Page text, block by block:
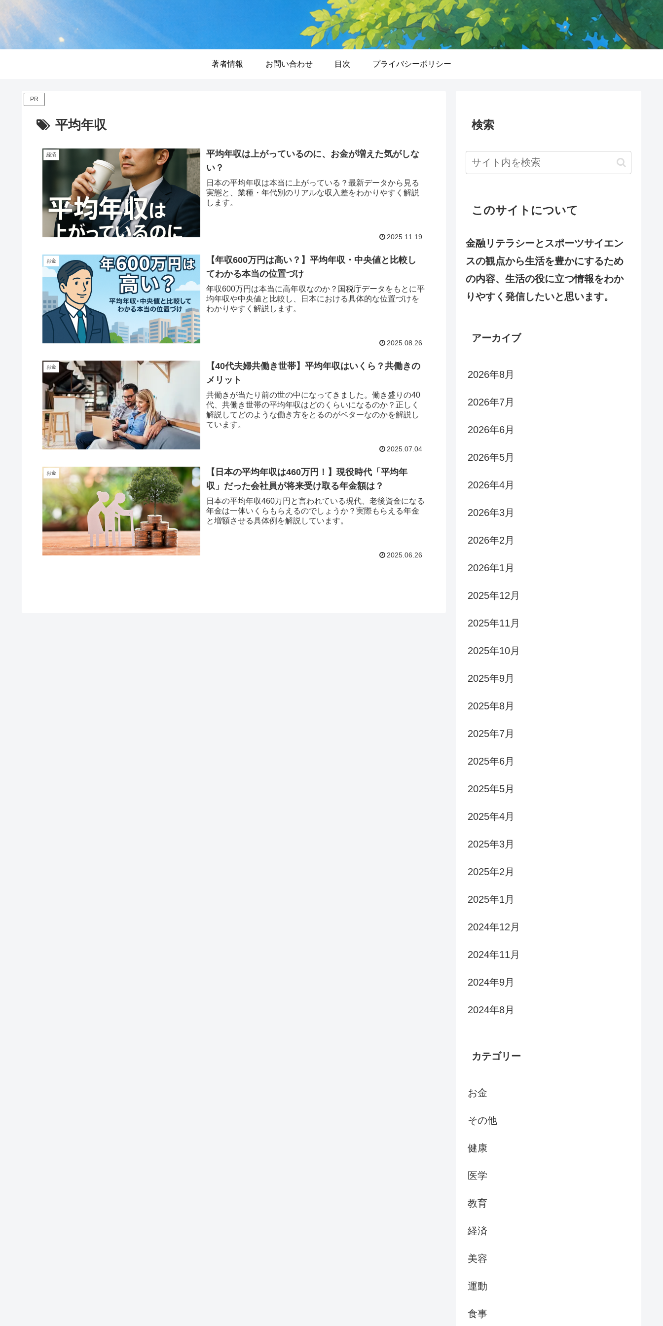
著者情報 お問い合わせ 目次 プライバシーポリシー
PR
平均年収
経済
平均年収は上がっているのに、お金が増えた気がしな
い？
日本の平均年収は本当に上がっている？最新データから見る
実態と、業種・年代別のリアルな収入差をわかりやすく解説
します。
2025.11.19
お金
【年収600万円は高い？】平均年収・中央値と比較し
てわかる本当の位置づけ
年収600万円は本当に高年収なのか？国税庁データをもとに平
均年収や中央値と比較し、日本における具体的な位置づけを
わかりやすく解説します。
2025.08.26
お金
【40代夫婦共働き世帯】平均年収はいくら？共働きの
メリット
共働きが当たり前の世の中になってきました。働き盛りの40
代、共働き世帯の平均年収はどのくらいになるのか？正しく
解説してどのような働き方をとるのがベターなのかを解説し
ています。
2025.07.04
お金
【日本の平均年収は460万円！】現役時代「平均年
収」だった会社員が将来受け取る年金額は？
日本の平均年収460万円と言われている現代、老後資金になる
年金は一体いくらもらえるのでしょうか？実際もらえる年金
と増額させる具体例を解説しています。
2025.06.26
検索
このサイトについて
金融リテラシーとスポーツサイエン
スの観点から生活を豊かにするため
の内容、生活の役に立つ情報をわか
りやすく発信したいと思います。
アーカイブ
2026年8月
2026年7月
2026年6月
2026年5月
2026年4月
2026年3月
2026年2月
2026年1月
2025年12月
2025年11月
2025年10月
2025年9月
2025年8月
2025年7月
2025年6月
2025年5月
2025年4月
2025年3月
2025年2月
2025年1月
2024年12月
2024年11月
2024年9月
2024年8月
カテゴリー
お金
その他
健康
医学
教育
経済
美容
運動
食事